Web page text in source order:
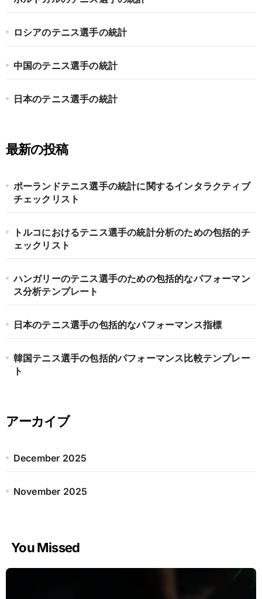
ロシアのテニス選手の統計
中国のテニス選手の統計
日本のテニス選手の統計
最新の投稿
ポーランドテニス選手の統計に関するインタラクティブ
チェックリスト
トルコにおけるテニス選手の統計分析のための包括的チ
ェックリスト
ハンガリーのテニス選手のための包括的なパフォーマン
ス分析テンプレート
日本のテニス選手の包括的なパフォーマンス指標
韓国テニス選手の包括的パフォーマンス比較テンプレー
ト
アーカイブ
December 2025
November 2025
You Missed